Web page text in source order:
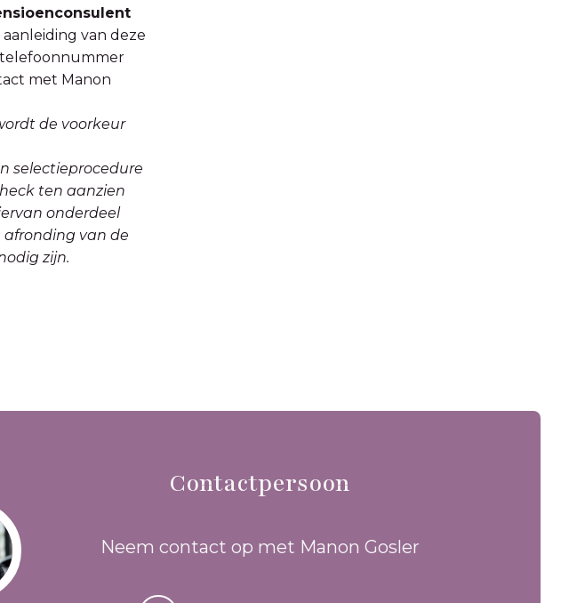
van deze
telefoonnummer
met Manon
de voorkeur
selectieprocedure
ten aanzien
onderdeel
afronding van de
zijn.
Contactpersoon
Neem contact op met Manon Gosler